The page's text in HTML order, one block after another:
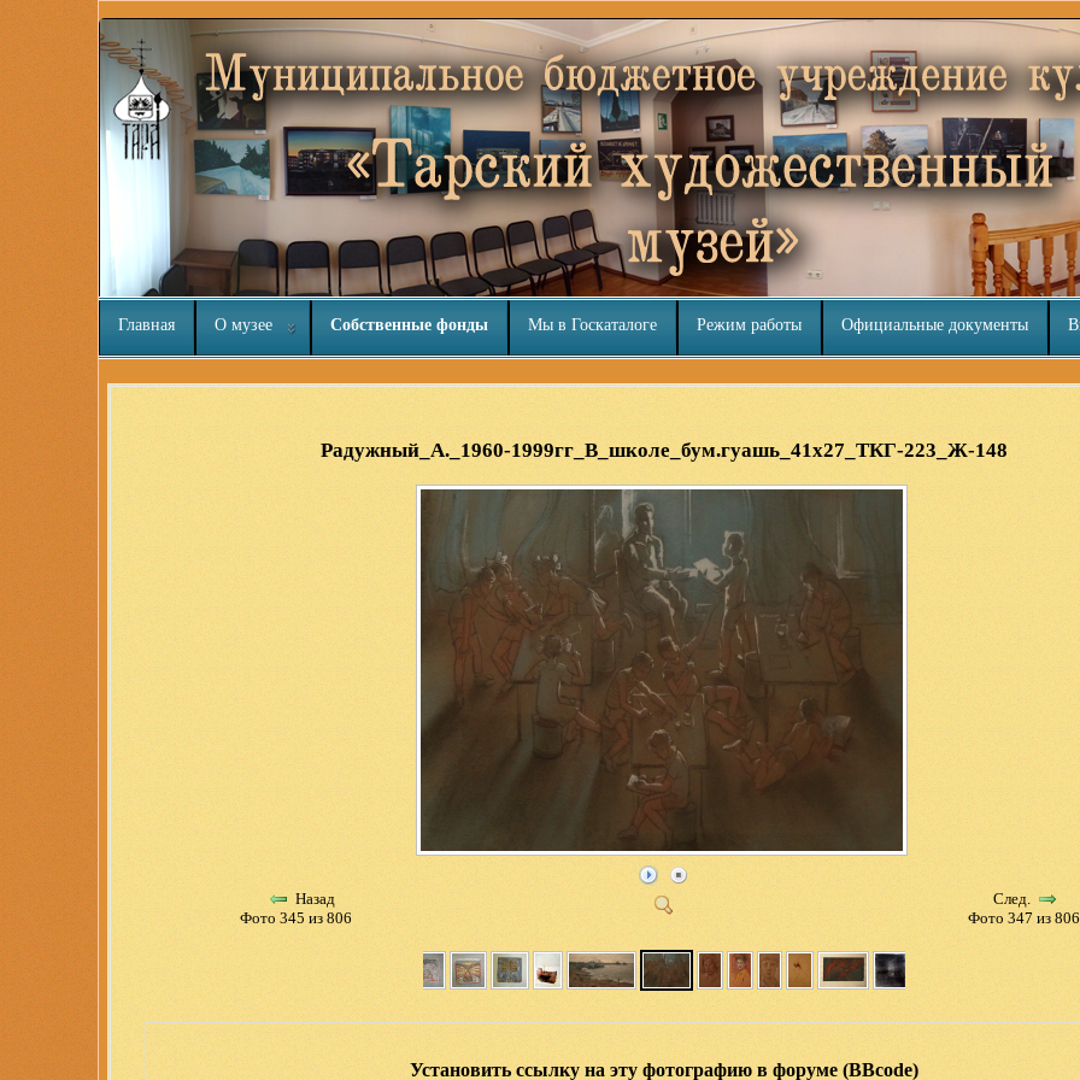
Главная О музее Собственные фонды Мы в Госкаталоге Режим работы Официальные документы
Радужный_А._1960-1999гг_В_школе_бум.гуашь_41х27_ТКГ-223_Ж-148
Назад
Фото 345 из 806
След.
Фото 347 из
Установить ссылку на эту фотографию в форуме (BBcode)